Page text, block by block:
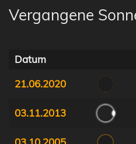
Vergangene
Datum
21.06.2020
03.11.2013